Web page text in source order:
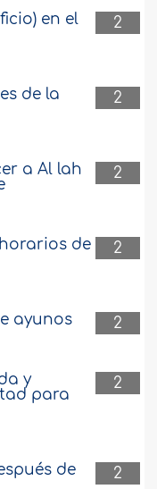
2
en el
2
de la
2
a Al lah
2
de
2
ayunos
2
y
para
2
de